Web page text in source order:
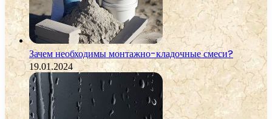
Зачем необходимы монтажно-кладочные смеси?
19.01.2024